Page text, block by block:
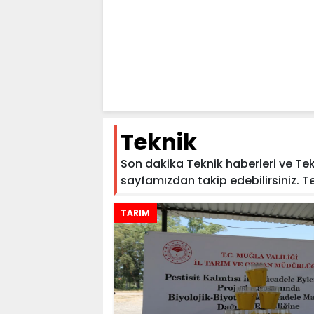
Teknik
Son dakika Teknik haberleri ve
sayfamızdan takip edebilirsiniz.
TARIM